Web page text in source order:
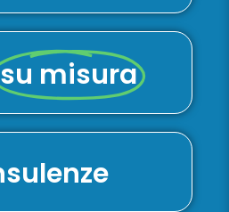
su misura